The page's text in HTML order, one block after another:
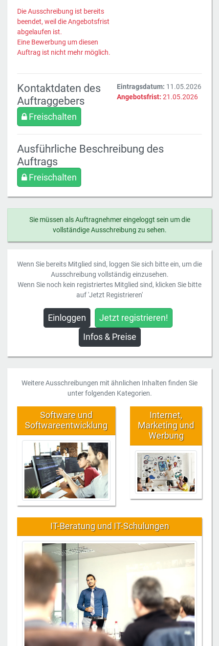
Die Ausschreibung ist bereits
beendet, weil die Angebotsfrist
abgelaufen ist.
Eine Bewerbung um diesen
Auftrag ist nicht mehr möglich.
Kontaktdaten des
Auftraggebers
Freischalten
Eintragsdatum: 11.05.2026
Angebotsfrist: 21.05.2026
Ausführliche Beschreibung des
Auftrags
Freischalten
Sie müssen als Auftragnehmer eingeloggt sein um die
vollständige Ausschreibung zu sehen.
Wenn Sie bereits Mitglied sind, loggen Sie sich bitte ein, um die
Ausschreibung vollständig einzusehen.
Wenn Sie noch kein registriertes Mitglied sind, klicken Sie bitte
auf 'Jetzt Registrieren'
Einloggen
Jetzt registrieren!
Infos & Preise
Weitere Ausschreibungen mit ähnlichen Inhalten finden Sie
unter folgenden Kategorien.
Software und
Softwareentwicklung
Internet,
Marketing und
Werbung
IT-Beratung und IT-Schulungen